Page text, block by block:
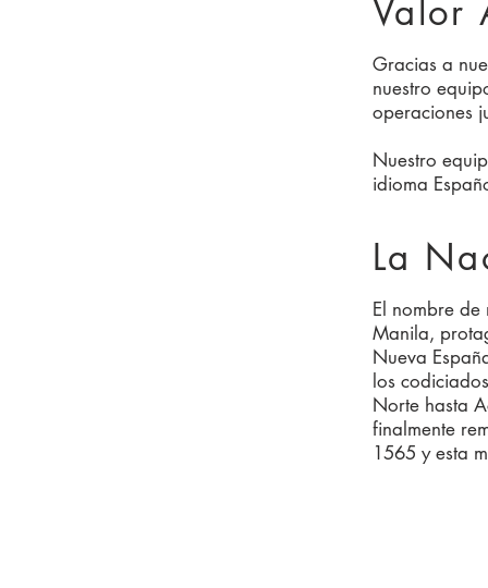
Valor
Gracias a
nuestro
operaciones
Nuestro
idioma
La
El nombre
Manila,
Nueva
los
Norte hasta
finalmente
1565 y esta